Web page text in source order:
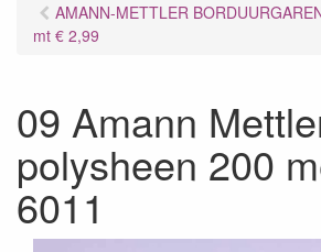
AMANN-METTLER
mt € 2,99
09 Amann
polysheen 200
6011